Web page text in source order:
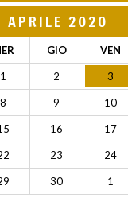
APRILE 2020
GIO VEN
1 2 3
8 9 10
16 17
23 24
30 1